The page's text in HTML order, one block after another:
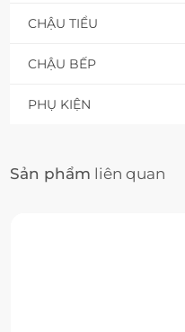
CHẬU TIỂU
CHẬU BẾP
PHỤ KIỆN
Sản phẩm liên quan